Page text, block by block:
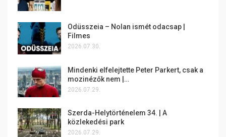
Odüsszeia – Nolan ismét odacsap |
Filmes
2026.07.30.
Mindenki elfelejtette Peter Parkert, csak a
mozinézők nem |…
2026.07.29.
Szerda-Helytörténelem 34. | A
közlekedési park
2026.07.29.